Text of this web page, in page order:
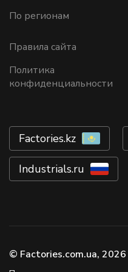
По регионам
Правила сайта
Политика
конфиденциальности
Factories.kz
Industrials.ru
© Factories.com.ua, 2026